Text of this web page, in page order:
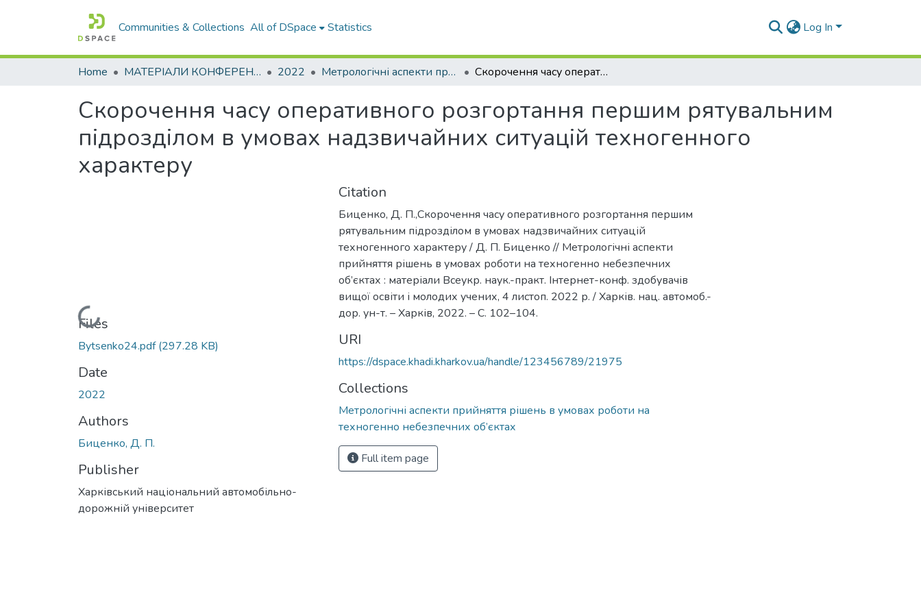
Communities & Collections All of DSpace Statistics Log In
Home МАТЕРІАЛИ КОНФЕРЕНЦІЙ 2022 Метрологічні аспекти прийняття рішень в умовах роботи на техногенно небезпечних об’єктах Скорочення часу оперативного розгортання першим рятувальним підрозділом в умовах надзвичайних ситуацій техногенного характеру
Скорочення часу оперативного розгортання першим рятувальним
підрозділом в умовах надзвичайних ситуацій техногенного
характеру
Loading...
Files
Bytsenko24.pdf(297.28 KB)
Date
2022
Authors
Биценко, Д. П.
Publisher
Харківський національний автомобільно-
дорожній університет
Citation
Биценко, Д. П.,Скорочення часу оперативного розгортання першим
рятувальним підрозділом в умовах надзвичайних ситуацій
техногенного характеру / Д. П. Биценко // Метрологічні аспекти
прийняття рішень в умовах роботи на техногенно небезпечних
об’єктах : матеріали Всеукр. наук.-практ. Інтернет-конф. здобувачів
вищої освіти і молодих учених, 4 листоп. 2022 р. / Харків. нац. автомоб.-
дор. ун-т. – Харків, 2022. – С. 102–104.
URI
https://dspace.khadi.kharkov.ua/handle/123456789/21975
Collections
Метрологічні аспекти прийняття рішень в умовах роботи на
техногенно небезпечних об’єктах
Full item page